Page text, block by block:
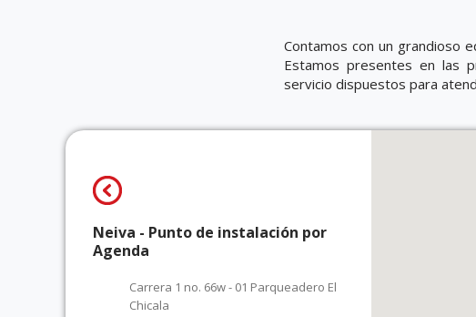
Contamos con un grandioso
Estamos presentes en las
servicio dispuestos para
Neiva - Punto de instalación por
Agenda
Carrera 1 no. 66w - 01 Parqueadero El
Chicala